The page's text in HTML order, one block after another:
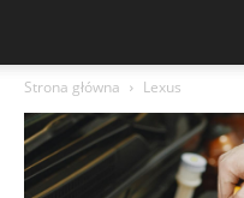
Strona główna Lexus